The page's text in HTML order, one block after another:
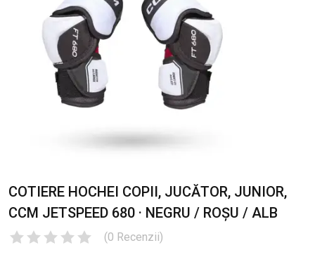
COTIERE HOCHEI COPII, JUCĂTOR, JUNIOR,
CCM JETSPEED 680 · NEGRU / ROȘU / ALB
(0 Recenzii)